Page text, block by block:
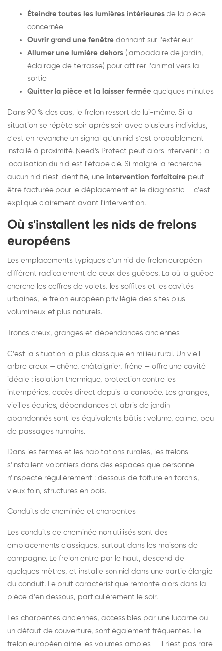
Éteindre toutes les lumières intérieures de la pièce
concernée
Ouvrir grand une fenêtre donnant sur l'extérieur
Allumer une lumière dehors (lampadaire de jardin,
éclairage de terrasse) pour attirer l'animal vers la
sortie
Quitter la pièce et la laisser fermée quelques minutes
Dans 90 % des cas, le frelon ressort de lui-même. Si la
situation se répète soir après soir avec plusieurs individus,
c'est en revanche un signal qu'un nid s'est probablement
installé à proximité. Need's Protect peut alors intervenir : la
localisation du nid est l'étape clé. Si malgré la recherche
aucun nid n'est identifié, une intervention forfaitaire peut
être facturée pour le déplacement et le diagnostic — c'est
expliqué clairement avant l'intervention.
Où s'installent les nids de frelons
européens
Les emplacements typiques d'un nid de frelon européen
diffèrent radicalement de ceux des guêpes. Là où la guêpe
cherche les coffres de volets, les soffites et les cavités
urbaines, le frelon européen privilégie des sites plus
volumineux et plus naturels.
Troncs creux, granges et dépendances anciennes
C'est la situation la plus classique en milieu rural. Un vieil
arbre creux — chêne, châtaignier, frêne — offre une cavité
idéale : isolation thermique, protection contre les
intempéries, accès direct depuis la canopée. Les granges,
vieilles écuries, dépendances et abris de jardin
abandonnés sont les équivalents bâtis : volume, calme, peu
de passages humains.
Dans les fermes et les habitations rurales, les frelons
s'installent volontiers dans des espaces que personne
n'inspecte régulièrement : dessous de toiture en torchis,
vieux foin, structures en bois.
Conduits de cheminée et charpentes
Les conduits de cheminée non utilisés sont des
emplacements classiques, surtout dans les maisons de
campagne. Le frelon entre par le haut, descend de
quelques mètres, et installe son nid dans une partie élargie
du conduit. Le bruit caractéristique remonte alors dans la
pièce d'en dessous, particulièrement le soir.
Les charpentes anciennes, accessibles par une lucarne ou
un défaut de couverture, sont également fréquentes. Le
frelon européen aime les volumes amples — il n'est pas rare